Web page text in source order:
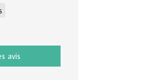
avis